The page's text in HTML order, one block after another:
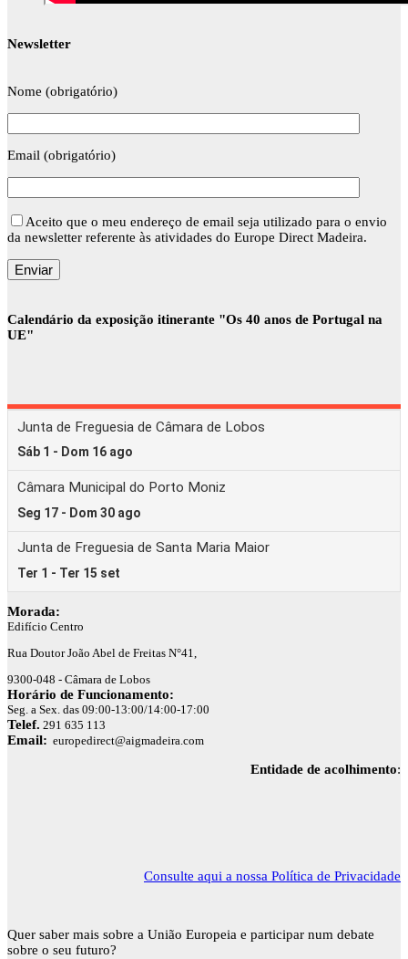
Newsletter
Nome (obrigatório)
Email (obrigatório)
Aceito que o meu endereço de email seja utilizado para o envio
da newsletter referente às atividades do Europe Direct Madeira.
Calendário da exposição itinerante "Os 40 anos de Portugal na
UE"
Morada:
Edifício Centro
Rua Doutor João Abel de Freitas N°41,
9300-048 - Câmara de Lobos
Horário de Funcionamento:
Seg. a Sex. das 09:00-13:00/14:00-17:00
Telef. 291 635 113
Email: europedirect@aigmadeira.com
Entidade de acolhimento:
Consulte aqui a nossa Política de Privacidade
Quer saber mais sobre a União Europeia e participar num debate
sobre o seu futuro?